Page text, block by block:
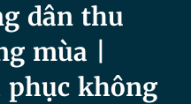
Bạn cần biết
dân thu
mùa |
phục không